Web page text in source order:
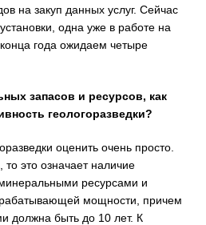
на закуп данных услуг. Сейчас
одна уже в работе на
года ожидаем четыре
запасов и ресурсов, как
геологоразведки?
оценить очень просто.
это означает наличие
ресурсами и
мощности, причем
должна быть до 10 лет. К